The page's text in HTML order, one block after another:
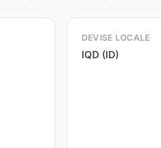
DEVISE LOCALE
IQD (ID)